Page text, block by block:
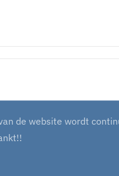
de website wordt